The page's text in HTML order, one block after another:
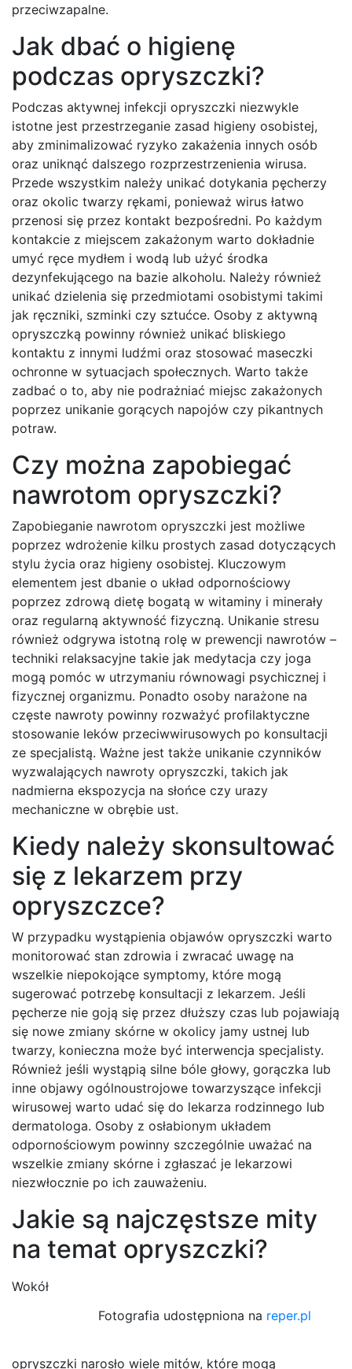
przeciwzapalne.
Jak dbać o higienę
podczas opryszczki?
Podczas aktywnej infekcji opryszczki niezwykle
istotne jest przestrzeganie zasad higieny osobistej,
aby zminimalizować ryzyko zakażenia innych osób
oraz uniknąć dalszego rozprzestrzenienia wirusa.
Przede wszystkim należy unikać dotykania pęcherzy
oraz okolic twarzy rękami, ponieważ wirus łatwo
przenosi się przez kontakt bezpośredni. Po każdym
kontakcie z miejscem zakażonym warto dokładnie
umyć ręce mydłem i wodą lub użyć środka
dezynfekującego na bazie alkoholu. Należy również
unikać dzielenia się przedmiotami osobistymi takimi
jak ręczniki, szminki czy sztućce. Osoby z aktywną
opryszczką powinny również unikać bliskiego
kontaktu z innymi ludźmi oraz stosować maseczki
ochronne w sytuacjach społecznych. Warto także
zadbać o to, aby nie podrażniać miejsc zakażonych
poprzez unikanie gorących napojów czy pikantnych
potraw.
Czy można zapobiegać
nawrotom opryszczki?
Zapobieganie nawrotom opryszczki jest możliwe
poprzez wdrożenie kilku prostych zasad dotyczących
stylu życia oraz higieny osobistej. Kluczowym
elementem jest dbanie o układ odpornościowy
poprzez zdrową dietę bogatą w witaminy i minerały
oraz regularną aktywność fizyczną. Unikanie stresu
również odgrywa istotną rolę w prewencji nawrotów –
techniki relaksacyjne takie jak medytacja czy joga
mogą pomóc w utrzymaniu równowagi psychicznej i
fizycznej organizmu. Ponadto osoby narażone na
częste nawroty powinny rozważyć profilaktyczne
stosowanie leków przeciwwirusowych po konsultacji
ze specjalistą. Ważne jest także unikanie czynników
wyzwalających nawroty opryszczki, takich jak
nadmierna ekspozycja na słońce czy urazy
mechaniczne w obrębie ust.
Kiedy należy skonsultować
się z lekarzem przy
opryszczce?
W przypadku wystąpienia objawów opryszczki warto
monitorować stan zdrowia i zwracać uwagę na
wszelkie niepokojące symptomy, które mogą
sugerować potrzebę konsultacji z lekarzem. Jeśli
pęcherze nie goją się przez dłuższy czas lub pojawiają
się nowe zmiany skórne w okolicy jamy ustnej lub
twarzy, konieczna może być interwencja specjalisty.
Również jeśli wystąpią silne bóle głowy, gorączka lub
inne objawy ogólnoustrojowe towarzyszące infekcji
wirusowej warto udać się do lekarza rodzinnego lub
dermatologa. Osoby z osłabionym układem
odpornościowym powinny szczególnie uważać na
wszelkie zmiany skórne i zgłaszać je lekarzowi
niezwłocznie po ich zauważeniu.
Jakie są najczęstsze mity
na temat opryszczki?
Fotografia udostępniona na reper.pl
Wokół
opryszczki narosło wiele mitów, które mogą